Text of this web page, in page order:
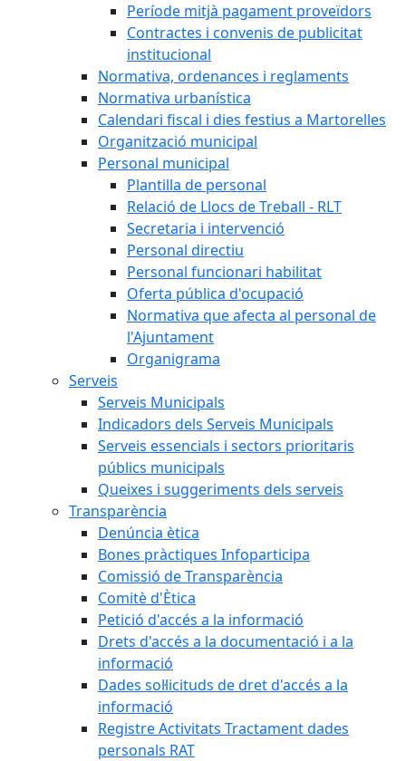
Període mitjà pagament proveïdors
Contractes i convenis de publicitat
institucional
Normativa, ordenances i reglaments
Normativa urbanística
Calendari fiscal i dies festius a Martorelles
Organització municipal
Personal municipal
Plantilla de personal
Relació de Llocs de Treball - RLT
Secretaria i intervenció
Personal directiu
Personal funcionari habilitat
Oferta pública d'ocupació
Normativa que afecta al personal de
l'Ajuntament
Organigrama
Serveis
Serveis Municipals
Indicadors dels Serveis Municipals
Serveis essencials i sectors prioritaris
públics municipals
Queixes i suggeriments dels serveis
Transparència
Denúncia ètica
Bones pràctiques Infoparticipa
Comissió de Transparència
Comitè d'Ètica
Petició d'accés a la informació
Drets d'accés a la documentació i a la
informació
Dades sol·licituds de dret d'accés a la
informació
Registre Activitats Tractament dades
personals RAT